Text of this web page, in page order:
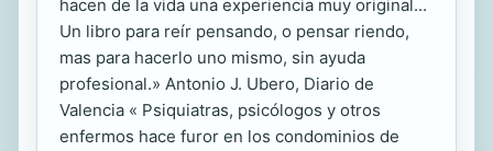
hacen de la vida una experiencia muy original...
Un libro para reír pensando, o pensar riendo,
mas para hacerlo uno mismo, sin ayuda
profesional.» Antonio J. Ubero, Diario de
Valencia « Psiquiatras, psicólogos y otros
enfermos hace furor en los condominios de